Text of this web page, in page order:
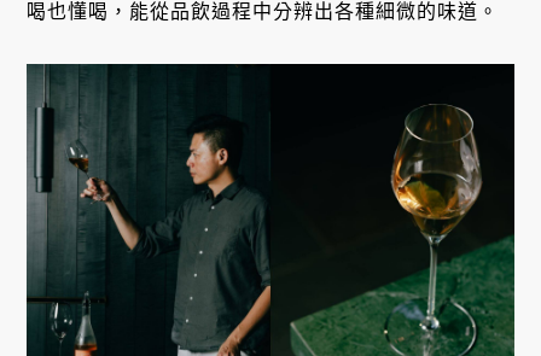
喝也懂喝，能從品飲過程中分辨出各種細微的味道。